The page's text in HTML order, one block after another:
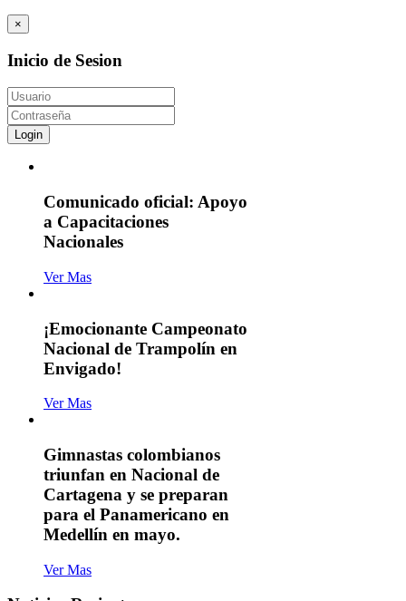
×
Inicio de Sesion
Login
Comunicado oficial: Apoyo
a Capacitaciones
Nacionales
Ver Mas
¡Emocionante Campeonato
Nacional de Trampolín en
Envigado!
Ver Mas
Gimnastas colombianos
triunfan en Nacional de
Cartagena y se preparan
para el Panamericano en
Medellín en mayo.
Ver Mas